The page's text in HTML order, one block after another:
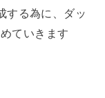
する為に、ダッ
ていきます